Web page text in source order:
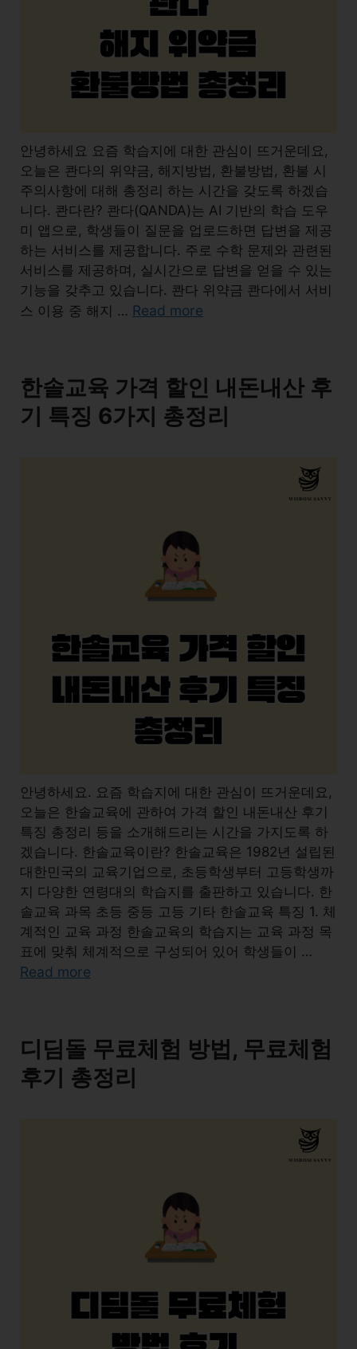
안녕하세요 요즘 학습지에 대한 관심이 뜨거운데요,
오늘은 콴다의 위약금, 해지방법, 환불방법, 환불 시
주의사항에 대해 총정리 하는 시간을 갖도록 하겠습
니다. 콴다란? 콴다(QANDA)는 AI 기반의 학습 도우
미 앱으로, 학생들이 질문을 업로드하면 답변을 제공
하는 서비스를 제공합니다. 주로 수학 문제와 관련된
서비스를 제공하며, 실시간으로 답변을 얻을 수 있는
기능을 갖추고 있습니다. 콴다 위약금 콴다에서 서비
스 이용 중 해지 … Read more
한솔교육 가격 할인 내돈내산 후
기 특징 6가지 총정리
안녕하세요. 요즘 학습지에 대한 관심이 뜨거운데요,
오늘은 한솔교육에 관하여 가격 할인 내돈내산 후기
특징 총정리 등을 소개해드리는 시간을 가지도록 하
겠습니다. 한솔교육이란? 한솔교육은 1982년 설립된
대한민국의 교육기업으로, 초등학생부터 고등학생까
지 다양한 연령대의 학습지를 출판하고 있습니다. 한
솔교육 과목 초등 중등 고등 기타 한솔교육 특징 1. 체
계적인 교육 과정 한솔교육의 학습지는 교육 과정 목
표에 맞춰 체계적으로 구성되어 있어 학생들이 …
Read more
디딤돌 무료체험 방법, 무료체험
후기 총정리